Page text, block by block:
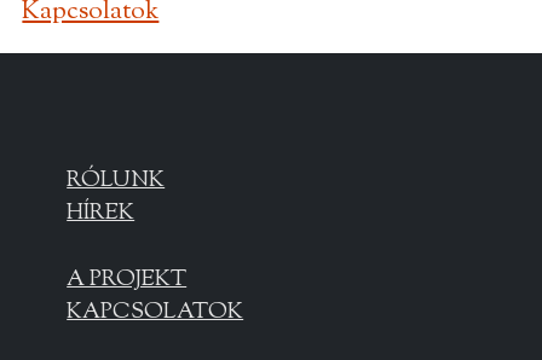
Kapcsolatok
RÓLUNK
HÍREK
A PROJEKT
KAPCSOLATOK